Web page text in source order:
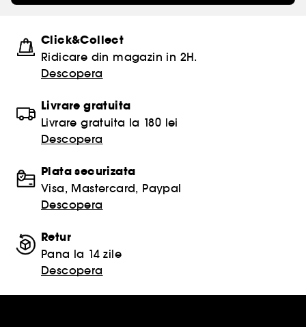
Click&Collect
Ridicare din magazin in 2H.
Descopera
Livrare gratuita
Livrare gratuita la 180 lei
Descopera
Plata securizata
Visa, Mastercard, Paypal
Descopera
Retur
Pana la 14 zile
Descopera